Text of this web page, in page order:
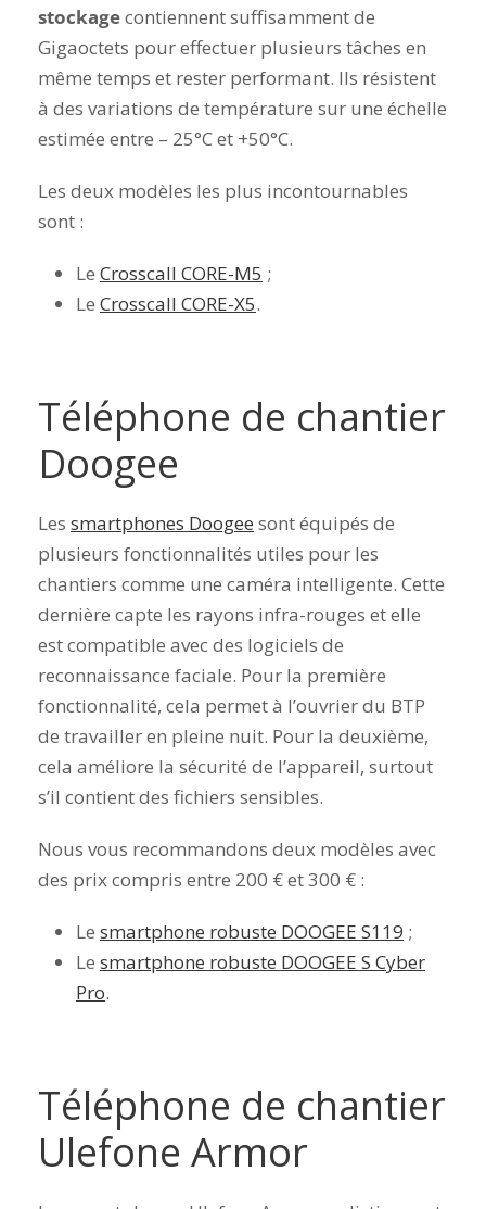
stockagecontiennent suffisamment de
Gigaoctets pour effectuer plusieurs tâches en
même temps et rester performant. Ils résistent
à des variations de température sur une échelle
estimée entre – 25°C et +50°C.
Les deux modèles les plus incontournables
sont :
Le Crosscall CORE-M5 ;
Le Crosscall CORE-X5.
Téléphone de chantier
Doogee
Les smartphones Doogee sont équipés de
plusieurs fonctionnalités utiles pour les
chantiers comme une caméra intelligente. Cette
dernière capte les rayons infra-rouges et elle
est compatible avec des logiciels de
reconnaissance faciale. Pour la première
fonctionnalité, cela permet à l’ouvrier du BTP
de travailler en pleine nuit. Pour la deuxième,
cela améliore la sécurité de l’appareil, surtout
s’il contient des fichiers sensibles.
Nous vous recommandons deux modèles avec
des prix compris entre 200 € et 300 € :
Le smartphone robuste DOOGEE S119 ;
Le smartphone robuste DOOGEE S Cyber
Pro.
Téléphone de chantier
Ulefone Armor